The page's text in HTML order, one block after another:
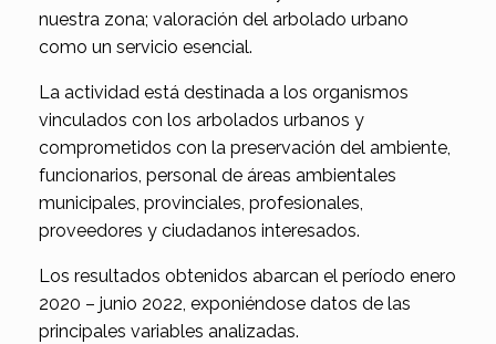
nuestra zona; valoración del arbolado urbano
como un servicio esencial.
La actividad está destinada a los organismos
vinculados con los arbolados urbanos y
comprometidos con la preservación del ambiente,
funcionarios, personal de áreas ambientales
municipales, provinciales, profesionales,
proveedores y ciudadanos interesados.
Los resultados obtenidos abarcan el período enero
2020 – junio 2022, exponiéndose datos de las
principales variables analizadas.